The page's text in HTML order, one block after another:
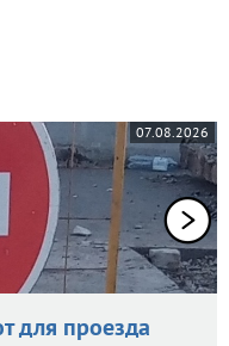
07.08.2026
для проезда